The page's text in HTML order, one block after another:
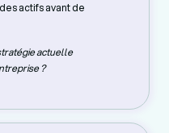
actifs avant de
actuelle
?